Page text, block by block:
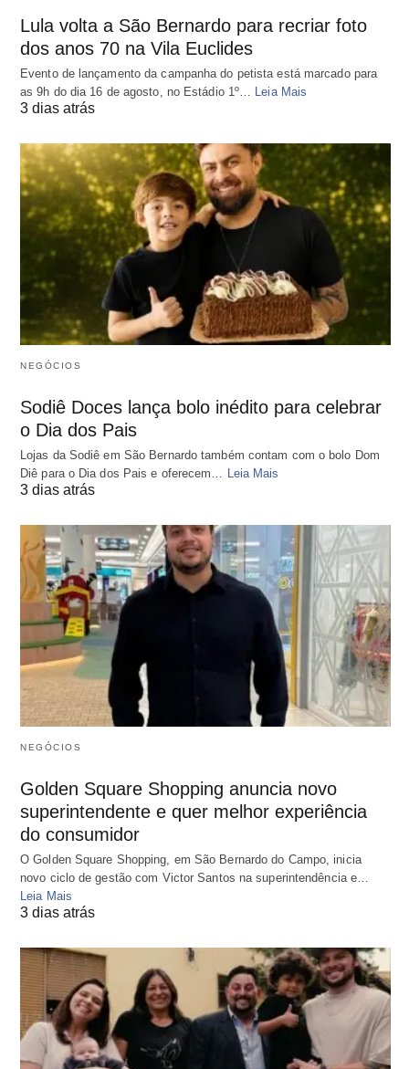
Lula volta a São Bernardo para recriar foto
dos anos 70 na Vila Euclides
Evento de lançamento da campanha do petista está marcado para
as 9h do dia 16 de agosto, no Estádio 1º… Leia Mais
3 dias atrás
NEGÓCIOS
Sodiê Doces lança bolo inédito para celebrar
o Dia dos Pais
Lojas da Sodiê em São Bernardo também contam com o bolo Dom
Diê para o Dia dos Pais e oferecem… Leia Mais
3 dias atrás
NEGÓCIOS
Golden Square Shopping anuncia novo
superintendente e quer melhor experiência
do consumidor
O Golden Square Shopping, em São Bernardo do Campo, inicia
novo ciclo de gestão com Victor Santos na superintendência e…
Leia Mais
3 dias atrás